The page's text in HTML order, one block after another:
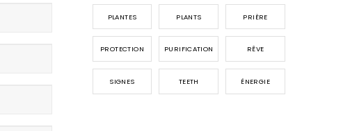
PLANTES PLANTS PRIÈRE
PROTECTION PURIFICATION RÊVE
SIGNES TEETH ÉNERGIE